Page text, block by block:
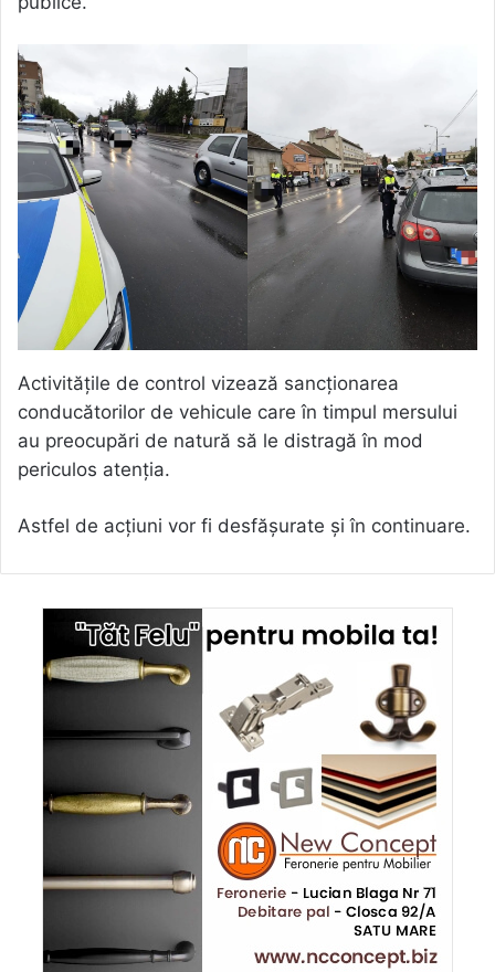
Activitățile de control vizează sancționarea
conducătorilor de vehicule care în timpul mersului
au preocupări de natură să le distragă în mod
periculos atenția.
Astfel de acțiuni vor fi desfășurate și în continuare.